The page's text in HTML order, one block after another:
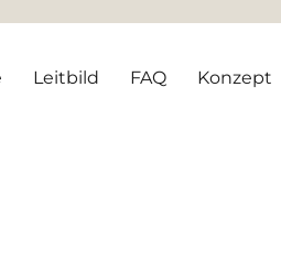
Leitbild FAQ Konzept